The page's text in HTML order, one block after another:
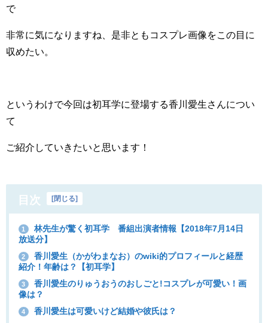
で
非常に気になりますね、是非ともコスプレ画像をこの目に
収めたい。
というわけで今回は初耳学に登場する香川愛生さんについ
て
ご紹介していきたいと思います！
目次 閉じる
1
林先生が驚く初耳学 番組出演者情報【2018年7月14日
放送分】
2
香川愛生（かがわまなお）のwiki的プロフィールと経歴
紹介！年齢は？【初耳学】
3
香川愛生のりゅうおうのおしごと!コスプレが可愛い！画
像は？
4 香川愛生は可愛いけど結婚や彼氏は？